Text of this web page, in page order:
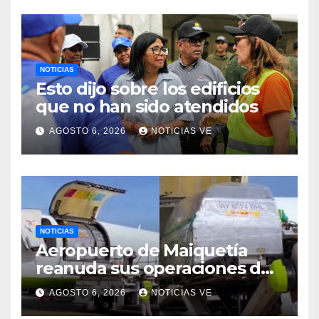
NOTICIAS
Esto dijo sobre los edificios
que no han sido atendidos
AGOSTO 6, 2026 NOTICIAS VE
NOTICIAS
Aeropuerto de Maiquetía
reanuda sus operaciones de
carga con primer vuelo
desde Panamá
AGOSTO 6, 2026 NOTICIAS VE